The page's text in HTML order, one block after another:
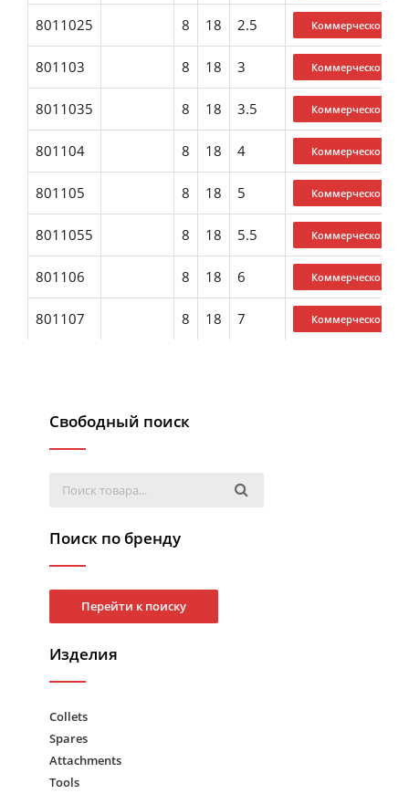
8011025 8 18 2.5
801103 8 18 3
8011035 8 18 3.5
801104 8 18 4
801105 8 18 5
8011055 8 18 5.5
801106 8 18 6
801107 8 18 7
Свободный поиск
Поиск по бренду
Перейти к поиску
Изделия
Collets
Spares
Attachments
Tools